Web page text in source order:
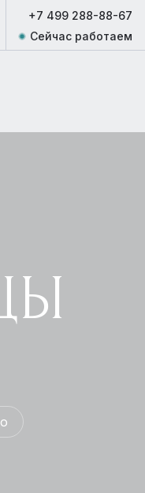
+7 499 288-88-67
Сейчас работаем